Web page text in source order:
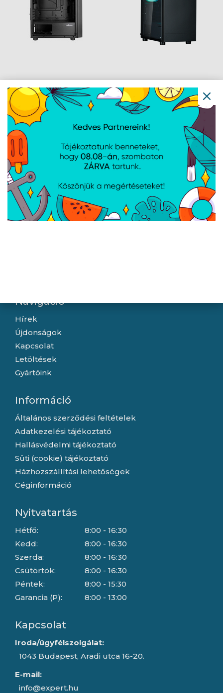
Zalman - Mini - T3 PLUS
Zalman - Micro- T4 Plus
Black
Navigáció
Hírek
Újdonságok
Kapcsolat
Letöltések
Gyártóink
Információ
Általános szerződési feltételek
Adatkezelési tájékoztató
Hallásvédelmi tájékoztató
Süti (cookie) tájékoztató
Házhozszállítási lehetőségek
Céginformáció
Nyitvatartás
Hétfő:
Kedd:
Szerda:
Csütörtök:
Péntek:
Garancia (P):
8:00 - 16:30
8:00 - 16:30
8:00 - 16:30
8:00 - 16:30
8:00 - 15:30
8:00 - 13:00
Kapcsolat
Iroda/ügyfélszolgálat:
1043 Budapest, Aradi utca 16-20.
E-mail:
info@expert.hu